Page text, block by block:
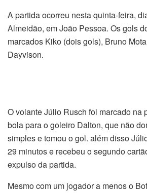
A partida ocorreu nesta quinta-feira,
Almeidão, em João Pessoa. Os gols
marcados Kiko (dois gols), Bruno
Dayvison.
O volante Júlio Rusch foi marcado na
bola para o goleiro Dalton, que não
simples e tomou o gol. além disso
29 minutos e recebeu o segundo
expulso da partida.
Mesmo com um jogador a menos o